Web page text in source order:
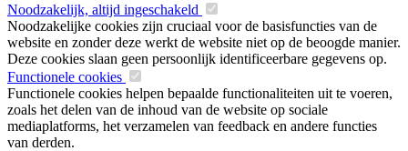
Noodzakelijk, altijd ingeschakeld
Noodzakelijke cookies zijn cruciaal voor de basisfuncties van de
website en zonder deze werkt de website niet op de beoogde manier.
Deze cookies slaan geen persoonlijk identificeerbare gegevens op.
Functionele cookies
Functionele cookies helpen bepaalde functionaliteiten uit te voeren,
zoals het delen van de inhoud van de website op sociale
mediaplatforms, het verzamelen van feedback en andere functies
van derden.